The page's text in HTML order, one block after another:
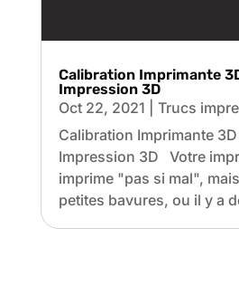
Calibration Imprimante
Impression 3D
Oct 22, 2021
Trucs
Calibration Imprimante
Impression 3D Votre
imprime "pas si mal",
petites bavures, ou il y a